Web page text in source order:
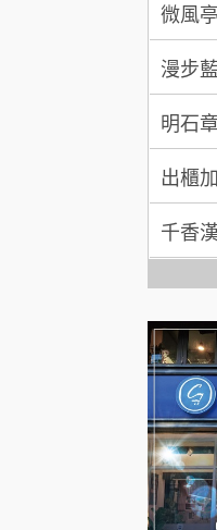
加盟預
廖
加盟
【曉
自助
(台中
日十
拾鑶
全家
台灣
彭富
NU
會
潮鍋
微風
漫步
明石
出櫃
千香
七盞
拉亞
杜芳
優握
冬城